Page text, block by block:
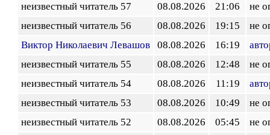
неизвестный читатель 57
08.08.2026 21:06
не
неизвестный читатель 56
08.08.2026 19:15
не
Виктор Николаевич Левашов
08.08.2026 16:19
неизвестный читатель 55
08.08.2026 12:48
не
неизвестный читатель 54
08.08.2026 11:19
неизвестный читатель 53
08.08.2026 10:49
не
неизвестный читатель 52
08.08.2026 05:45
не